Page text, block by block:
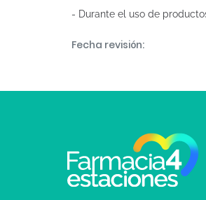
- Durante el uso de
Fecha revisión: